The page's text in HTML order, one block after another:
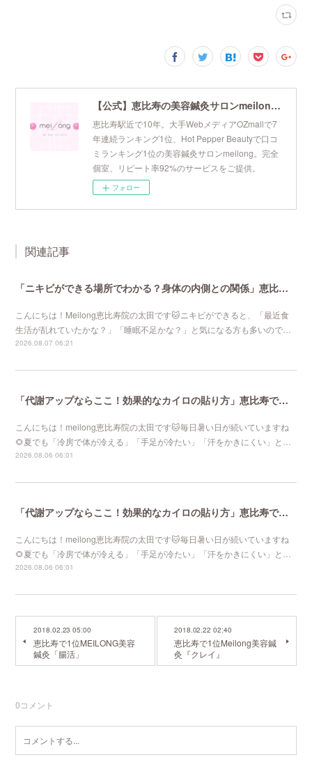
【公式】恵比寿の美容鍼灸サロンmeilong｜ツボを押さえた針・お灸の治療で美容と健康を叶えます
恵比寿駅近で10年。大手WebメディアOZmallで7
年連続ランキング1位、Hot Pepper Beautyで口コ
ミランキング1位の美容鍼灸サロンmeilong。完全
個室、リピート率92%のサービスをご提供。
フォロー
関連記事
「ニキビができる場所でわかる？身体の内側との関係」恵比寿で口コミNo 1美容鍼灸ならmeilong
こんにちは！Meilong恵比寿院の太田です🐱ニキビができると、「最近食
生活が乱れていたかな？」「睡眠不足かな？」と気になる方も多いので…
2026.08.07 06:21
「代謝アップならここ！効果的なカイロの貼り方」恵比寿で口コミNo 1美容鍼灸ならmeilong
こんにちは！meilong恵比寿院の太田です🐱毎日暑い日が続いていますね
🌻夏でも「冷房で体が冷える」「手足が冷たい」「汗をかきにくい」と…
2026.08.06 06:01
「代謝アップならここ！効果的なカイロの貼り方」恵比寿で口コミNo 1美容鍼灸ならmeilong
こんにちは！meilong恵比寿院の太田です🐱毎日暑い日が続いていますね
🌻夏でも「冷房で体が冷える」「手足が冷たい」「汗をかきにくい」と…
2026.08.06 06:01
2018.02.23 05:00
恵比寿で1位MEILONG美容
鍼灸「腸活」
2018.02.22 02:40
恵比寿で1位Meilong美容鍼
灸『クレイ』
0コメント